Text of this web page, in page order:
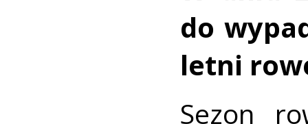
do
letni
Sezon